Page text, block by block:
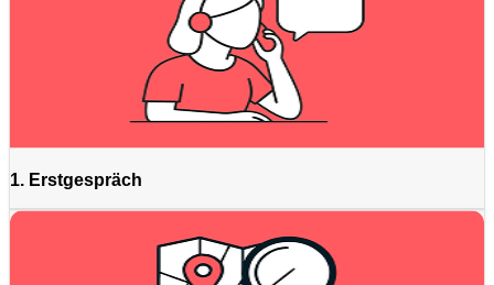
1. Erstgespräch